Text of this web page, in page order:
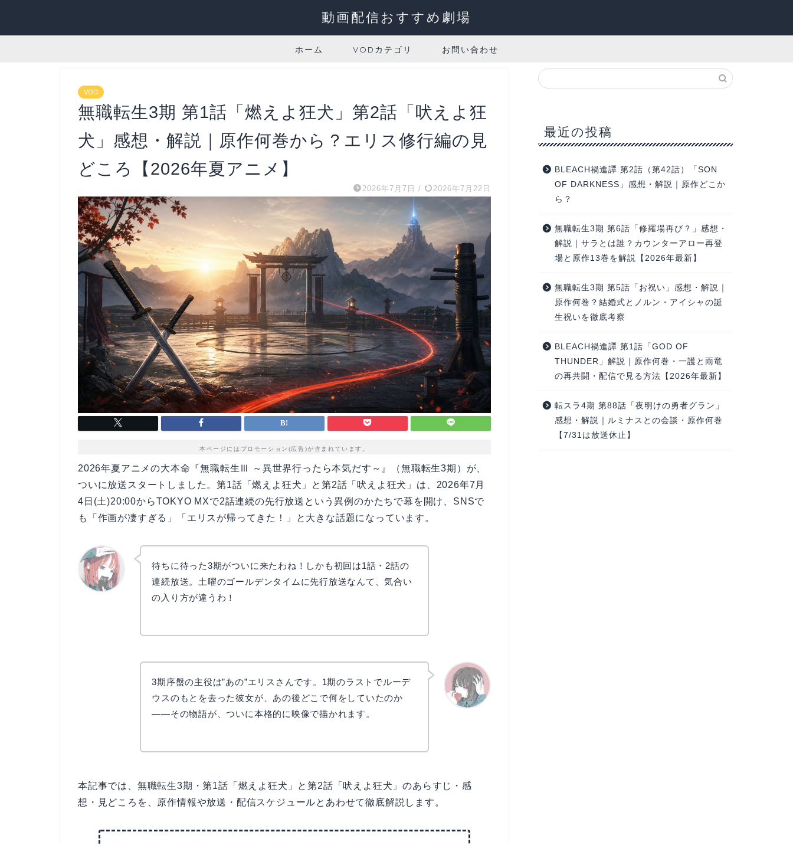
動画配信おすすめ劇場
ホーム VODカテゴリ お問い合わせ
VOD
無職転生3期 第1話「燃えよ狂犬」第2話「吠えよ狂
犬」感想・解説｜原作何巻から？エリス修行編の見
どころ【2026年夏アニメ】
2026年7月7日 / 2026年7月22日
本ページにはプロモーション(広告)が含まれています。
2026年夏アニメの大本命『無職転生Ⅲ ～異世界行ったら本気だす～』（無職転生3期）が、
ついに放送スタートしました。第1話「燃えよ狂犬」と第2話「吠えよ狂犬」は、2026年7月
4日(土)20:00からTOKYO MXで2話連続の先行放送という異例のかたちで幕を開け、SNSで
も「作画が凄すぎる」「エリスが帰ってきた！」と大きな話題になっています。
待ちに待った3期がついに来たわね！しかも初回は1話・2話の
連続放送。土曜のゴールデンタイムに先行放送なんて、気合い
の入り方が違うわ！
3期序盤の主役は”あの”エリスさんです。1期のラストでルーデ
ウスのもとを去った彼女が、あの後どこで何をしていたのか
——その物語が、ついに本格的に映像で描かれます。
本記事では、無職転生3期・第1話「燃えよ狂犬」と第2話「吠えよ狂犬」のあらすじ・感
想・見どころを、原作情報や放送・配信スケジュールとあわせて徹底解説します。
最近の投稿
BLEACH禍進譚 第2話（第42話）「SON
OF DARKNESS」感想・解説｜原作どこか
ら？
無職転生3期 第6話「修羅場再び？」感想・
解説｜サラとは誰？カウンターアロー再登
場と原作13巻を解説【2026年最新】
無職転生3期 第5話「お祝い」感想・解説｜
原作何巻？結婚式とノルン・アイシャの誕
生祝いを徹底考察
BLEACH禍進譚 第1話「GOD OF
THUNDER」解説｜原作何巻・一護と雨竜
の再共闘・配信で見る方法【2026年最新】
転スラ4期 第88話「夜明けの勇者グラン」
感想・解説｜ルミナスとの会談・原作何巻
【7/31は放送休止】